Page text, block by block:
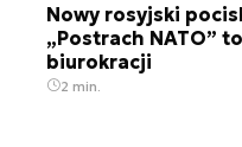
Nowy rosyjski
„Postrach NATO”
biurokracji
2 min.